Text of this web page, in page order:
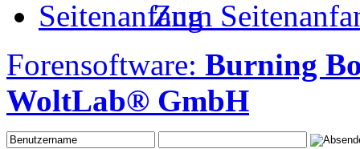
Zum
Forensoftware: Burning
WoltLab® GmbH